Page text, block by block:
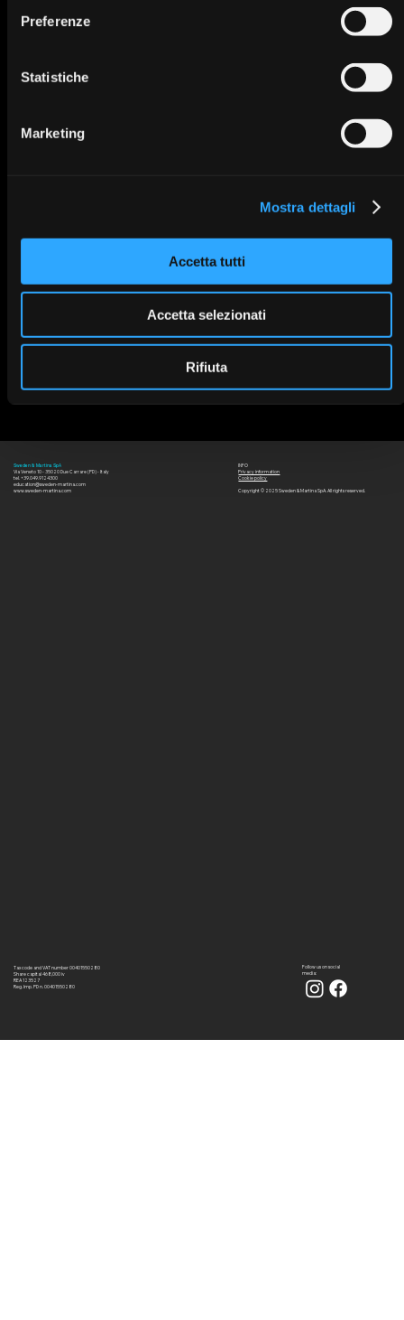
Preferenze
Statistiche
Marketing
Mostra dettagli
Accetta tutti
Accetta selezionati
Rifiuta
Sweden & Martina SpA
Via Veneto 10 - 35020 Due Carrare (PD) - Italy
tel. +39.049.9124300
education@sweden-martina.com
www.sweden-martina.com
Tax code and VAT number 00401550280
Share capital 468,000 iv
REA 123527
Reg. Imp. PD n. 00401550280
INFO
Privacy information
Cookie policy
Copyright © 2025 Sweden & Martina SpA. All rights reserved.
Follow us on social
media: